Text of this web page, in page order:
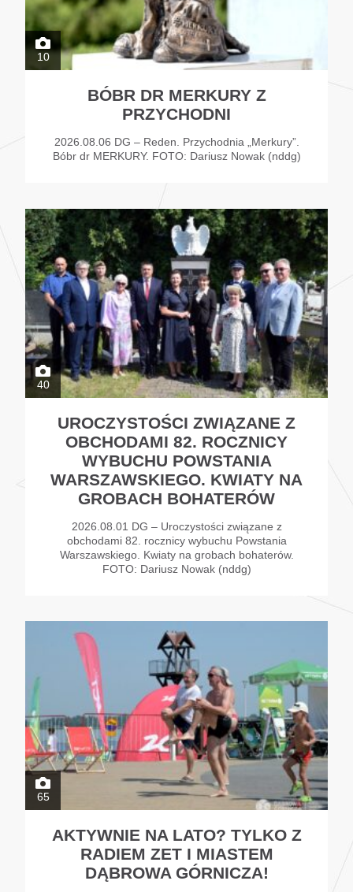
10
BÓBR DR MERKURY Z
PRZYCHODNI
2026.08.06 DG – Reden. Przychodnia „Merkury”.
Bóbr dr MERKURY. FOTO: Dariusz Nowak (nddg)
40
UROCZYSTOŚCI ZWIĄZANE Z
OBCHODAMI 82. ROCZNICY
WYBUCHU POWSTANIA
WARSZAWSKIEGO. KWIATY NA
GROBACH BOHATERÓW
2026.08.01 DG – Uroczystości związane z
obchodami 82. rocznicy wybuchu Powstania
Warszawskiego. Kwiaty na grobach bohaterów.
FOTO: Dariusz Nowak (nddg)
65
AKTYWNIE NA LATO? TYLKO Z
RADIEM ZET I MIASTEM
DĄBROWA GÓRNICZA!